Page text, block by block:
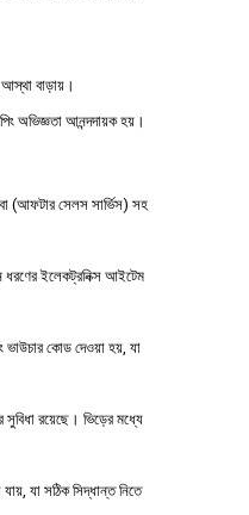
আস্থা বাড়ায়।
অভিজ্ঞতা আনন্দদায়ক হয়।
(আফটার সেলস সার্ভিস) সহ
ধরণের ইলেকট্রনিক্স আইটেম
কোড দেওয়া হয়, যা
রয়েছে। ভিড়ের মধ্যে
যা সঠিক সিদ্ধান্ত নিতে